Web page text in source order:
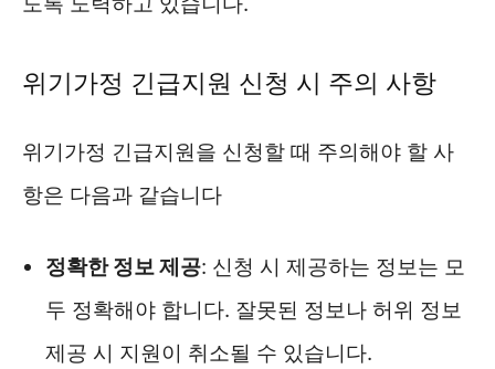
위기가정 긴급지원 신청 시 주의 사항
위기가정 긴급지원을 신청할 때 주의해야 할 사
항은 다음과 같습니다
정확한 정보 제공: 신청 시 제공하는 정보는 모
두 정확해야 합니다. 잘못된 정보나 허위 정보
제공 시 지원이 취소될 수 있습니다.